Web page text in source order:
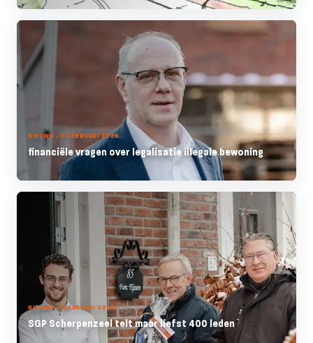
NIEUWS - 11 FEBRUARI 2026
financiële vragen over legalisatie illegale bewoning
NIEUWS - 13 JANUARI 2026
SGP Scherpenzeel telt maar liefst 400 leden